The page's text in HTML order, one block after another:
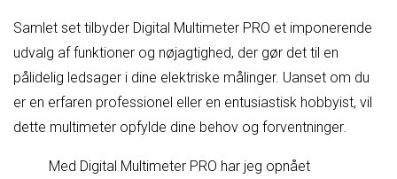
Samlet set tilbyder Digital Multimeter PRO et imponerende
udvalg af funktioner og nøjagtighed, der gør det til en
pålidelig ledsager i dine elektriske målinger. Uanset om du
er en erfaren professionel eller en entusiastisk hobbyist, vil
dette multimeter opfylde dine behov og forventninger.
Med Digital Multimeter PRO har jeg opnået